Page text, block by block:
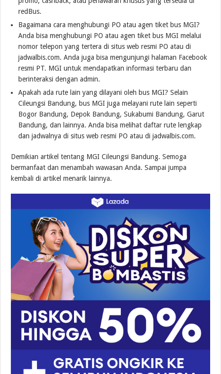
redBus.
Bagaimana cara menghubungi PO atau agen tiket bus MGI?
Anda bisa menghubungi PO atau agen tiket bus MGI melalui
nomor telepon yang tertera di situs web resmi PO atau di
jadwalbis.com. Anda juga bisa mengunjungi halaman Facebook
resmi PT. MGI untuk mendapatkan informasi terbaru dan
berinteraksi dengan admin.
Apakah ada rute lain yang dilayani oleh bus MGI? Selain
Cileungsi Bandung, bus MGI juga melayani rute lain seperti
Bogor Bandung, Depok Bandung, Sukabumi Bandung, Garut
Bandung, dan lainnya. Anda bisa melihat daftar rute lengkap
dan jadwalnya di situs web resmi PO atau di jadwalbis.com.
Demikian artikel tentang MGI Cileungsi Bandung. Semoga
bermanfaat dan menambah wawasan Anda. Sampai jumpa
kembali di artikel menarik lainnya.